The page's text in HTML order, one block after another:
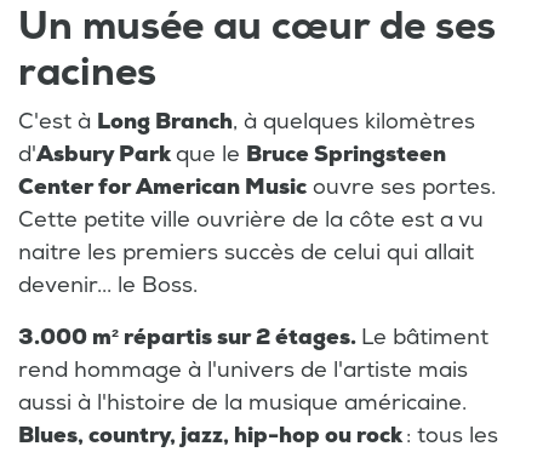
Un musée au cœur de ses
racines
C'est à Long Branch, à quelques kilomètres
d'Asbury Parkque le Bruce Springsteen
Center for American Music ouvre ses portes.
Cette petite ville ouvrière de la côte est a vu
naitre les premiers succès de celui qui allait
devenir... le Boss.
3.000 m² répartis sur 2 étages. Le bâtiment
rend hommage à l'univers de l'artiste mais
aussi à l'histoire de la musique américaine.
Blues, country, jazz, hip-hop ou rock: tous les